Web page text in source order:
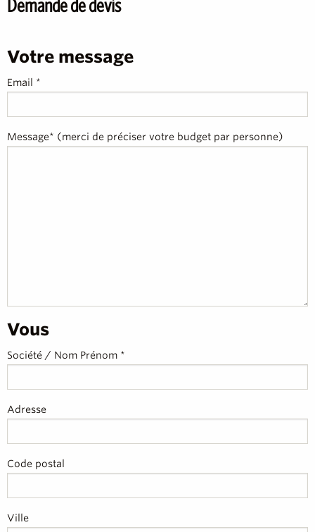
Votre message
Email *
Message* (merci de préciser votre budget par personne)
Vous
Société / Nom Prénom *
Adresse
Code postal
Ville